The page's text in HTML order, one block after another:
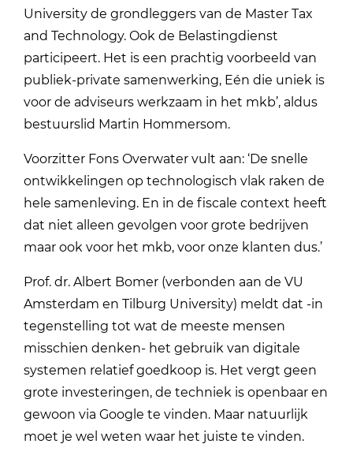
University de grondleggers van de Master Tax
and Technology. Ook de Belastingdienst
participeert. Het is een prachtig voorbeeld van
publiek-private samenwerking, Eén die uniek is
voor de adviseurs werkzaam in het mkb’, aldus
bestuurslid Martin Hommersom.
Voorzitter Fons Overwater vult aan: ‘De snelle
ontwikkelingen op technologisch vlak raken de
hele samenleving. En in de fiscale context heeft
dat niet alleen gevolgen voor grote bedrijven
maar ook voor het mkb, voor onze klanten dus.’
Prof. dr. Albert Bomer (verbonden aan de VU
Amsterdam en Tilburg University) meldt dat -in
tegenstelling tot wat de meeste mensen
misschien denken- het gebruik van digitale
systemen relatief goedkoop is. Het vergt geen
grote investeringen, de techniek is openbaar en
gewoon via Google te vinden. Maar natuurlijk
moet je wel weten waar het juiste te vinden.